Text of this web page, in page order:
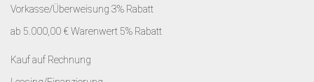
Vorkasse/Überweisung 3% Rabatt
ab 5.000,00 € Warenwert 5% Rabatt
Kauf auf Rechnung